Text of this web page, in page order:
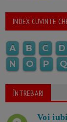
INDEX CUVINTE
A B C D
N
O P Q
ÎNTREBARI
Voi